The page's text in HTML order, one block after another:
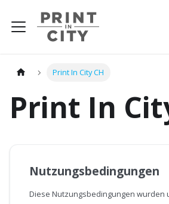
Print In City CH
Print In
Nutzungsbedingungen